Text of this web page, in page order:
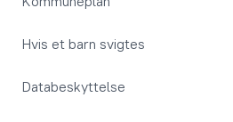
Hvis et barn svigtes
Databeskyttelse